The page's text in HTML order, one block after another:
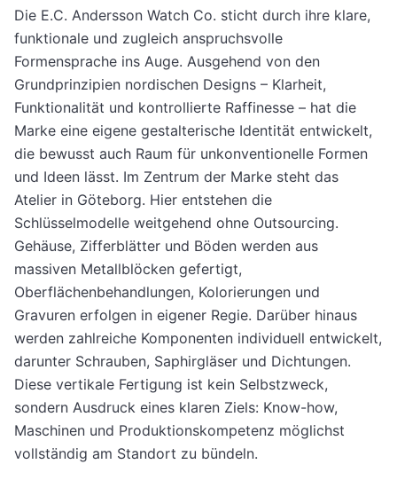
Die E.C. Andersson Watch Co. sticht durch ihre klare,
funktionale und zugleich anspruchsvolle
Formensprache ins Auge. Ausgehend von den
Grundprinzipien nordischen Designs – Klarheit,
Funktionalität und kontrollierte Raffinesse – hat die
Marke eine eigene gestalterische Identität entwickelt,
die bewusst auch Raum für unkonventionelle Formen
und Ideen lässt. Im Zentrum der Marke steht das
Atelier in Göteborg. Hier entstehen die
Schlüsselmodelle weitgehend ohne Outsourcing.
Gehäuse, Zifferblätter und Böden werden aus
massiven Metallblöcken gefertigt,
Oberflächenbehandlungen, Kolorierungen und
Gravuren erfolgen in eigener Regie. Darüber hinaus
werden zahlreiche Komponenten individuell entwickelt,
darunter Schrauben, Saphirgläser und Dichtungen.
Diese vertikale Fertigung ist kein Selbstzweck,
sondern Ausdruck eines klaren Ziels: Know-how,
Maschinen und Produktionskompetenz möglichst
vollständig am Standort zu bündeln.